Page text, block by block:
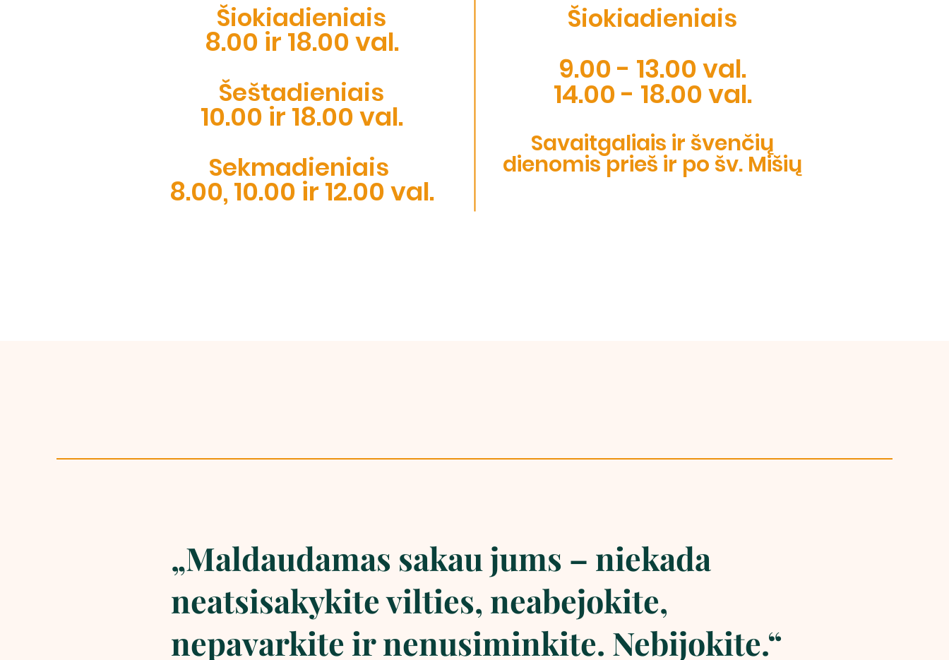
Šiokiadieniais​
9.00 - 13.00 val.
14.00 - 18.00 val.
Savaitgaliais ir švenčių
dienomis prieš ir po šv. Mišių
Šiokiadieniais​
8.00 ir 18.00 val.
Šeštadieniais
10.00 ir 18.00 val.
Sekmadieniais
8.00, 10.00 ir 12.00 val.
„Maldaudamas sakau jums – niekada
neatsisakykite vilties, neabejokite,
nepavarkite ir nenusiminkite. Nebijokite.“